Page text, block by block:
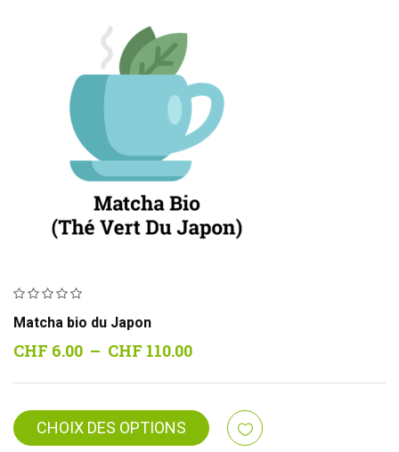
Matcha bio du Japon
CHF 6.00 – CHF 110.00Plage
CHF 6.00
CHOIX DES OPTIONS